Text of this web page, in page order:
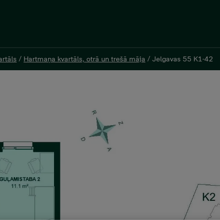
/ Hartmaņa kvartāls, otrā un trešā māja / Jelgavas 55 K1-42
/ Hartmaņa kvartāls, otrā un trešā māja / Jelgavas 55 K1-42